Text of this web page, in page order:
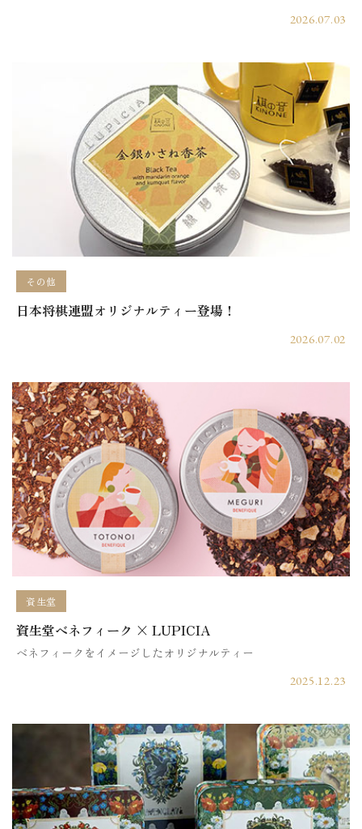
2026.07.03
その他
日本将棋連盟オリジナルティー登場！
2026.07.02
資生堂
資生堂ベネフィーク × LUPICIA
ベネフィークをイメージしたオリジナルティー
2025.12.23